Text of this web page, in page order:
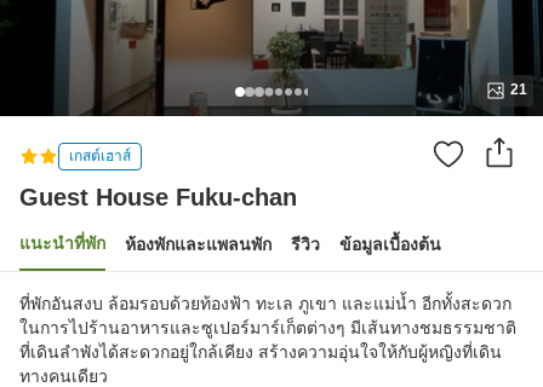
21
เกสต์เฮาส์
Guest House Fuku-chan
แนะนำที่พัก ห้องพักและแพลนพัก รีวิว ข้อมูลเบื้องต้น
ที่พักอันสงบ ล้อมรอบด้วยท้องฟ้า ทะเล ภูเขา และแม่น้ำ อีกทั้งสะดวก
ในการไปร้านอาหารและซูเปอร์มาร์เก็ตต่างๆ มีเส้นทางชมธรรมชาติ
ที่เดินลำพังได้สะดวกอยู่ใกล้เคียง สร้างความอุ่นใจให้กับผู้หญิงที่เดิน
ทางคนเดียว